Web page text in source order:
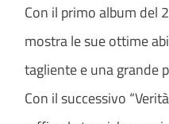
Con il primo album del
mostra le sue ottime
tagliente e una grande
Con il successivo